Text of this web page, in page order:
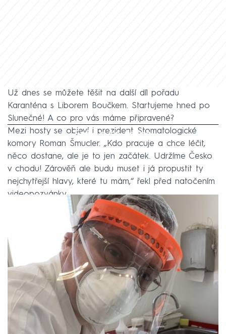
Už dnes se můžete těšit na další díl pořadu
Karanténa s Liborem Boučkem. Startujeme hned po
Slunečné! A co pro vás máme připravené?
Failed to fetch
Mezi hosty se objeví i prezident Stomatologické
komory Roman Šmucler. „Kdo pracuje a chce léčit,
něco dostane, ale je to jen začátek. Udržíme Česko
v chodu! Zárověň ale budu muset i já propustit ty
nejchytřejší hlavy, které tu mám,“ řekl před natočením
videopozvánky.